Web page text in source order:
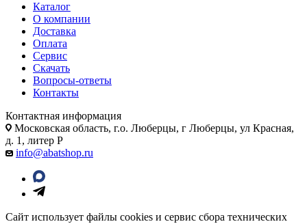
Каталог
О компании
Доставка
Оплата
Сервис
Скачать
Вопросы-ответы
Контакты
Контактная информация
Московская область, г.о. Люберцы, г Люберцы, ул Красная,
д. 1, литер Р
info@abatshop.ru
Сайт использует файлы cookies и сервис сбора технических